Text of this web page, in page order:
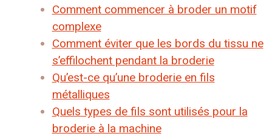
Comment commencer à broder un motif
complexe
Comment éviter que les bords du tissu ne
s’effilochent pendant la broderie
Qu’est-ce qu’une broderie en fils
métalliques
Quels types de fils sont utilisés pour la
broderie à la machine